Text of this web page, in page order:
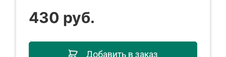
430 руб.
Добавить в заказ